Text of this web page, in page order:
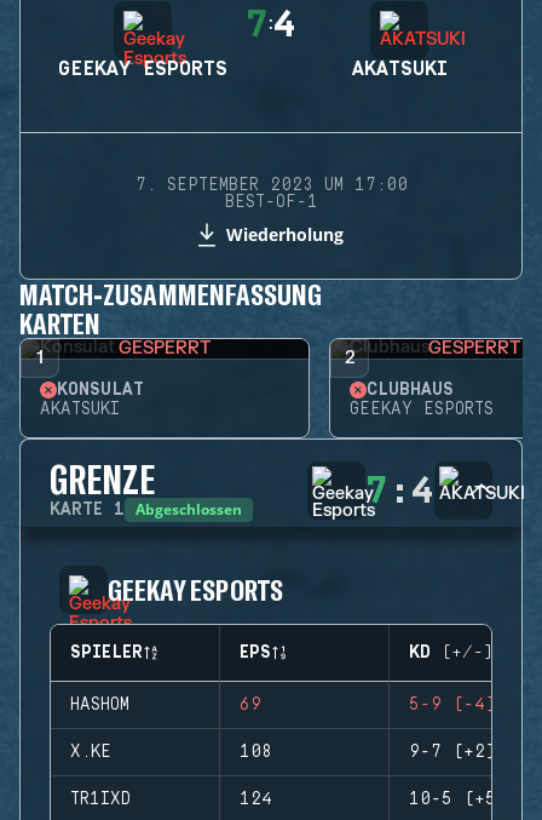
GEEKAY ESPORTS
7:4
AKATSUKI
7. SEPTEMBER 2023 UM 17:00
BEST-OF-1
Wiederholung
MATCH-ZUSAMMENFASSUNG
KARTEN
1 GESPERRT
KONSULAT
AKATSUKI
2 GESPERRT
CLUBHAUS
GEEKAY ESPORTS
GRENZE
KARTE 1 Abgeschlossen 7 : 4
GEEKAY ESPORTS
SPIELER EPS KD (+/-)
HASHOM 69 5-9 (-4)
X.KE 108 9-7 (+2)
TR1IXD 124 10-5 (+5)